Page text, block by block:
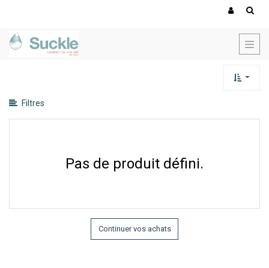
Filtres
catégories
options
Pas de produit défini.
Continuer vos achats